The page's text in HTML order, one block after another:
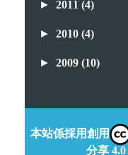
► 2011 (4)
► 2010 (4)
► 2009 (10)
本站係採用創用
分享